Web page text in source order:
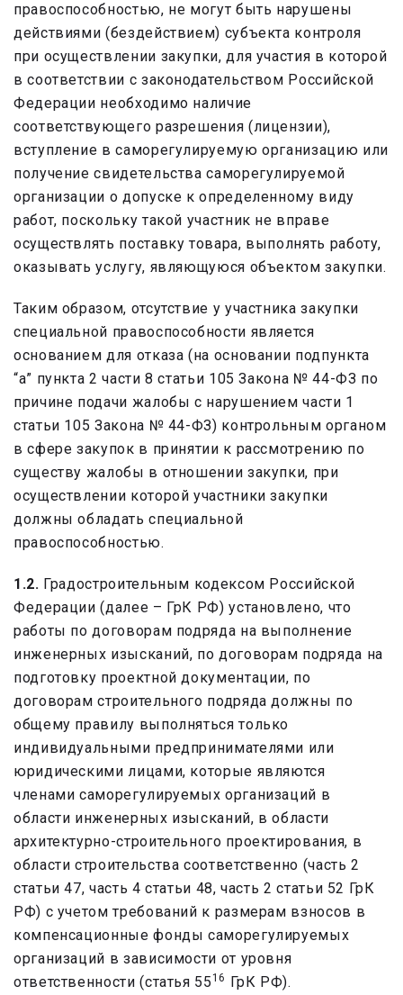
правоспособностью, не могут быть нарушены
действиями (бездействием) субъекта контроля
при осуществлении закупки, для участия в которой
в соответствии с законодательством Российской
Федерации необходимо наличие
соответствующего разрешения (лицензии),
вступление в саморегулируемую организацию или
получение свидетельства саморегулируемой
организации о допуске к определенному виду
работ, поскольку такой участник не вправе
осуществлять поставку товара, выполнять работу,
оказывать услугу, являющуюся объектом закупки.
Таким образом, отсутствие у участника закупки
специальной правоспособности является
основанием для отказа (на основании подпункта
“а” пункта 2 части 8 статьи 105 Закона № 44-ФЗ по
причине подачи жалобы с нарушением части 1
статьи 105 Закона № 44-ФЗ) контрольным органом
в сфере закупок в принятии к рассмотрению по
существу жалобы в отношении закупки, при
осуществлении которой участники закупки
должны обладать специальной
правоспособностью.
1.2. Градостроительным кодексом Российской
Федерации (далее – ГрК РФ) установлено, что
работы по договорам подряда на выполнение
инженерных изысканий, по договорам подряда на
подготовку проектной документации, по
договорам строительного подряда должны по
общему правилу выполняться только
индивидуальными предпринимателями или
юридическими лицами, которые являются
членами саморегулируемых организаций в
области инженерных изысканий, в области
архитектурно-строительного проектирования, в
области строительства соответственно (часть 2
статьи 47, часть 4 статьи 48, часть 2 статьи 52 ГрК
РФ) с учетом требований к размерам взносов в
компенсационные фонды саморегулируемых
организаций в зависимости от уровня
ответственности (статья 55 16 ГрК РФ).